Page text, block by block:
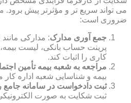
می تواند سریع تر و مؤثرتر پیش
ضروری است:
جمع آوری مدارک: مدارکی
پرینت حساب بانکی، لیست
کاری را اثبات کند.
مراجعه به شعبه بیمه تأمین
بیمه و شناسایی شعبه اداره کار
ثبت دادخواست در سامانه جامع
ثبت شکایت به صورت